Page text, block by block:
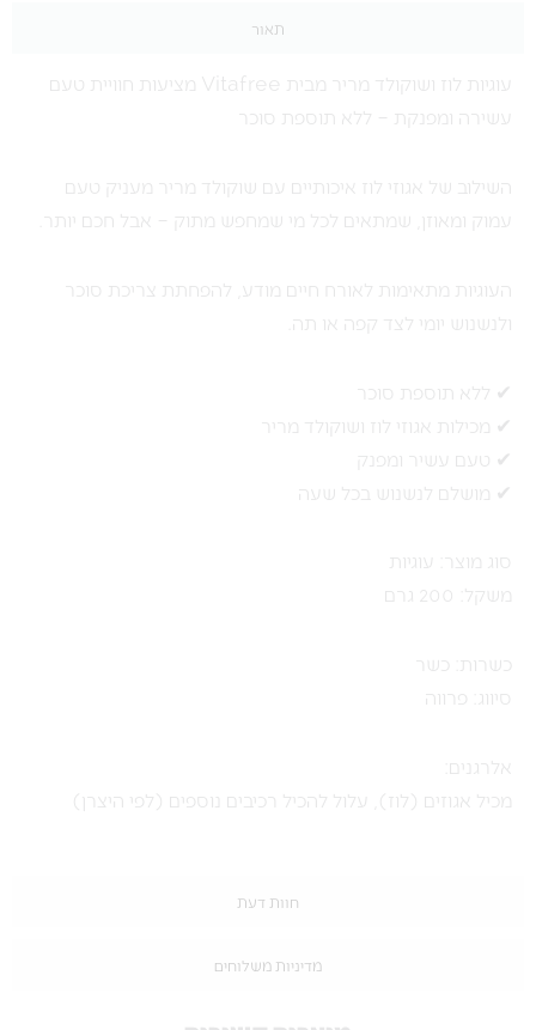
תאור
חוות דעת
מדיניות משלוחים
עוגיות לוז ושוקולד מריר מבית Vitafree מציעות חוויית טעם
עשירה ומפנקת – ללא תוספת סוכר
השילוב של אגוזי לוז איכותיים עם שוקולד מריר מעניק טעם
עמוק ומאוזן, שמתאים לכל מי שמחפש מתוק – אבל חכם יותר.
העוגיות מתאימות לאורח חיים מודע, להפחתת צריכת סוכר
ולנשנוש יומי לצד קפה או תה.
✔ ללא תוספת סוכר
✔ מכילות אגוזי לוז ושוקולד מריר
✔ טעם עשיר ומפנק
✔ מושלם לנשנוש בכל שעה
סוג מוצר: עוגיות
משקל: 200 גרם
כשרות: כשר
סיווג: פרווה
אלרגנים:
מכיל אגוזים (לוז), עלול להכיל רכיבים נוספים (לפי היצרן)